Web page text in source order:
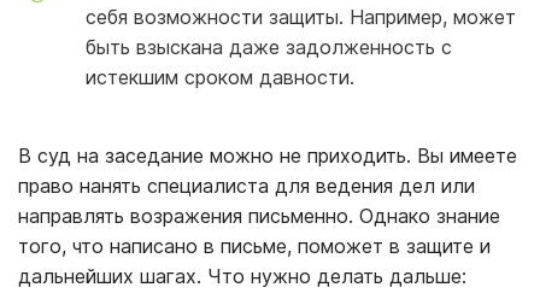
себя возможности защиты. Например, может
быть взыскана даже задолженность с
истекшим сроком давности.
В суд на заседание можно не приходить. Вы имеете
право нанять специалиста для ведения дел или
направлять возражения письменно. Однако знание
того, что написано в письме, поможет в защите и
дальнейших шагах. Что нужно делать дальше: